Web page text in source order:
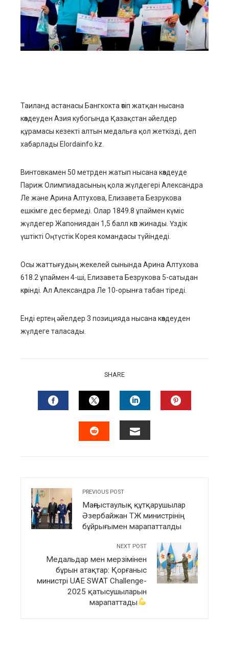
Таиланд астанасы Бангкокта өтіп жатқан нысана
көздеуден Азия кубогында Қазақстан әйелдер
құрамасы кезекті алтын медальға қол жеткізді, деп
хабарлады Elordainfo.kz.
Винтовкамен 50 метрден жатып нысана көздеуде
Париж Олимпиадасының қола жүлдегері Александра
Ле және Арина Алтухова, Елизавета Безрукова
ешкімге дес бермеді. Олар 1849.8 ұпаймен күміс
жүлдегер Жапониядан 1,5 балл көп жинады. Үздік
үштікті Оңтүстік Корея командасы түйіндеді.
Осы жаттығудың жекелей сынында Арина Алтухова
618.2 ұпаймен 4-ші, Елизавета Безрукова 5-сатыдан
көрінді. Ал Александра Ле 10-орынға табан тіреді.
Енді ертең әйелдер 3 позицияда нысана көздеуден
жүлдеге таласады.
SHARE
FACEBOOKTWITTERLINKEDIN
PREVIOUS POST
Маңғыстаулық құтқарушылар
Әзербайжан ТЖ министрінің
бұйрығымен марапатталды
NEXT POST
Медальдар мен мерзімінен
бұрын атақтар: Қорғаныс
министрі UAE SWAT Challenge-
2025 қатысушыларын
марапаттады